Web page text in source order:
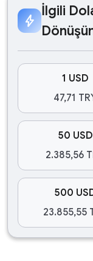
bolt
İlgili
1 USD
47,71
50 USD
2.385,56
500
23.855,55